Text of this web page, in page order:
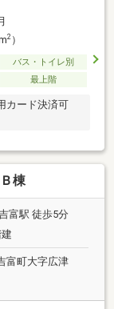
2）
バス・トイレ別
最上階
カード決済可
棟
富駅 徒歩5分
富町大字広津